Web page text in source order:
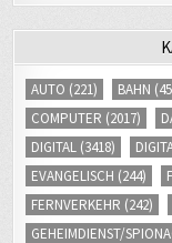
AUTO (221) BAHN
COMPUTER (2017)
DIGITAL (3418)
EVANGELISCH (244)
FERNVERKEHR (242)
GEHEIMDIENST/